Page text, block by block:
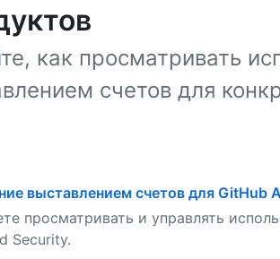
как просматривать
счетов для
выставлением счетов для GitHub
просматривать и управлять
Security.